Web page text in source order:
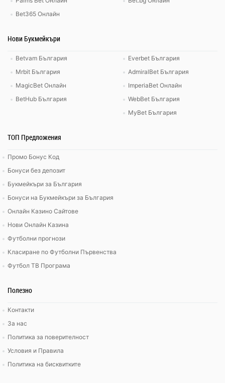
Bet365 Онлайн
Нови Букмейкъри
Betvam България
Mrbit България
MagicBet Онлайн
BetHub България
Everbet България
AdmiralBet България
ImperiaBet Онлайн
WebBet България
MyBet България
ТОП Предложения
Промо Бонус Код
Бонуси без депозит
Букмейкъри за България
Бонуси на Букмейкъри за България
Онлайн Казино Сайтове
Нови Онлайн Казина
Футболни прогнози
Класиране по Футболни Първенства
Футбол ТВ Програма
Полезно
Контакти
За нас
Политика за поверителност
Условия и Правила
Политика на бисквитките